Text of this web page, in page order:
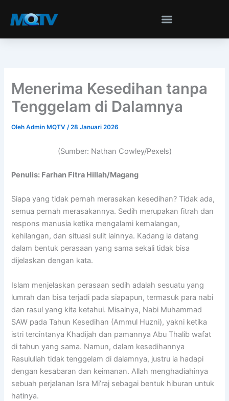
Menerima Kesedihan tanpa
Tenggelam di Dalamnya
OlehAdmin MQTV /28 Januari 2026
(Sumber: Nathan Cowley/Pexels)
Penulis: Farhan Fitra Hillah/Magang
Siapa yang tidak pernah merasakan kesedihan? Tidak ada,
semua pernah merasakannya. Sedih merupakan fitrah dan
respons manusia ketika mengalami kemalangan,
kehilangan, dan situasi sulit lainnya. Kadang ia datang
dalam bentuk perasaan yang sama sekali tidak bisa
dijelaskan dengan kata.
Islam menjelaskan perasaan sedih adalah sesuatu yang
lumrah dan bisa terjadi pada siapapun, termasuk para nabi
dan rasul yang kita ketahui. Misalnya, Nabi Muhammad
SAW pada Tahun Kesedihan (Ammul Huzni), yakni ketika
istri tercintanya Khadijah dan pamannya Abu Thalib wafat
di tahun yang sama. Namun, dalam kesedihannya
Rasulullah tidak tenggelam di dalamnya, justru ia hadapi
dengan kesabaran dan keimanan. Allah menghadiahinya
sebuah perjalanan Isra Mi’raj sebagai bentuk hiburan untuk
hatinya.